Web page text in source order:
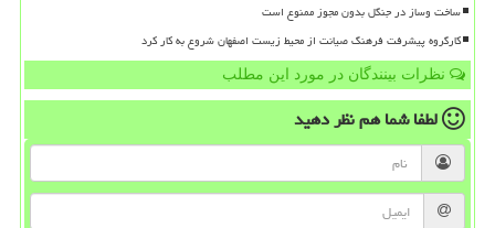
ساخت وساز در جنگل بدون مجوز ممنوع است
کارگروه پیشرفت فرهنگ صیانت از محیط زیست اصفهان شروع به کار کرد
نظرات بینندگان در مورد این مطلب
لطفا شما همنظر دهید